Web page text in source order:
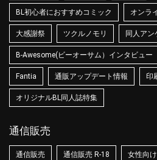
BL初心者におすすめコミック オンラ
大感謝祭 ツクルノモリ 同人アン
B-Awesome(ビーオーサム）インタビュー
Fantia 通販アップデート情報 印
オリジナルBL同人誌特集
通信販売
通信販売 通信販売 R-18 女性向